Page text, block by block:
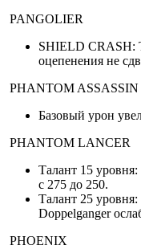
PANGOLIER
SHIELD CRASH:
оцепенения не
PHANTOM ASSASSIN
Базовый урон
PHANTOM LANCER
Талант 15
с 275 до 250.
Талант 25
Doppelganger
PHOENIX